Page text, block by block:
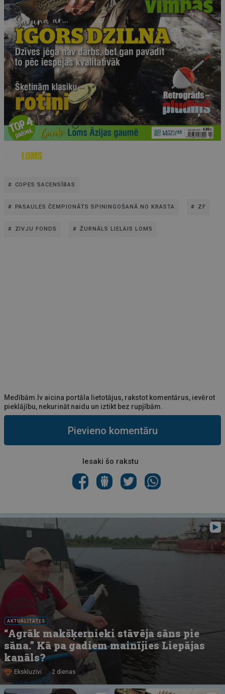
COPES SACENSĪBAS
PASAULES ČEMPIONĀTS SPININGOŠANĀ NO KRASTA ZF
ZIVJU FONDS ŽURNĀLS LIELAIS LOMS
Medībām.lv aicina portāla lietotājus, rakstot komentārus, ievērot
pieklājību, nekurināt naidu un iztikt bez rupjībām.
Pievieno komentāru
Iesaki šo rakstu
AKTUALITĀTES
“Agrāk makšķernieki stāvēja sāns pie
sāna.” Kā pa gadiem mainījies Liepājas
kanāls?
Ekskluzīvi 2 dienas